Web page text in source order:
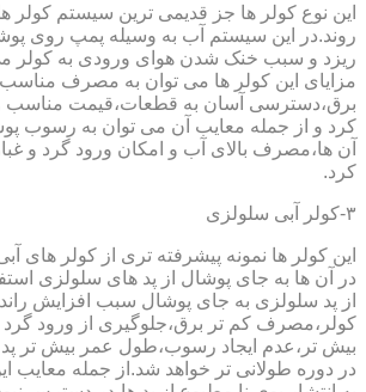
این نوع کولر ها جز قدیمی ترین سیستم کولر
روند.در این سیستم آب به وسیله پمپ روی
ریزد و سبب خنک شدن هوای ورودی به کولر
مزایای این کولر ها می توان به مصرف
برق،دسترسی آسان به قطعات،قیمت مناسب
کرد و از جمله معایب آن می توان به رسوب
آن ها،مصرف بالای آب و امکان ورود گرد و
کرد.
۳-کولر آبی سلولزی
این کولر ها نمونه پیشرفته تری از کولر های
در آن ها به جای پوشال از پد های سلولزی
از پد سلولزی به جای پوشال سبب افزایش
کولر،مصرف کم تر برق،جلوگیری از ورود گرد
بیش تر،عدم ایجاد رسوب،طول عمر بیش تر پد
در دوره طولانی تر خواهد شد.از جمله معایب